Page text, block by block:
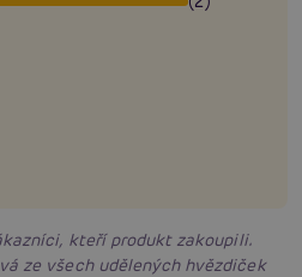
kteří produkt zakoupili.
ze všech udělených hvězdiček